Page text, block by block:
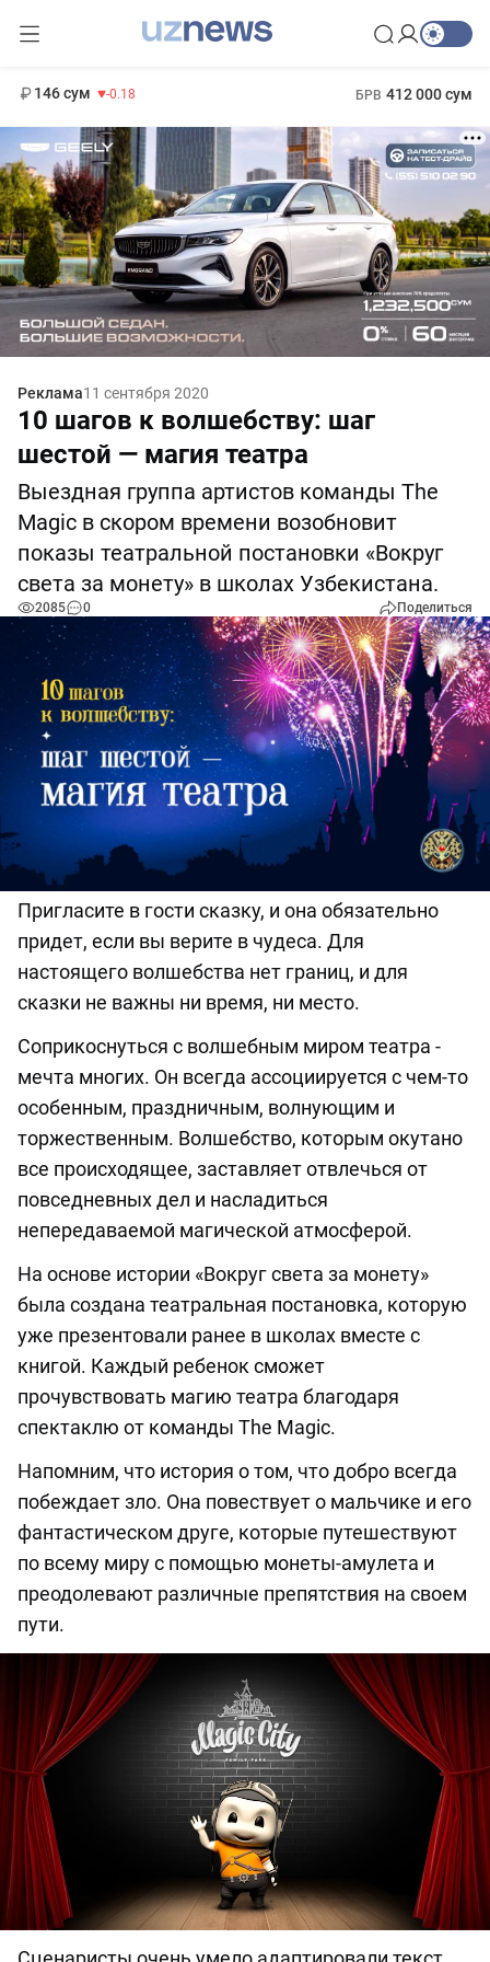
146 сум -0.18 БРВ 412 000 сум
Реклама11 сентября 2020
10 шагов к волшебству: шаг
шестой — магия театра
Выездная группа артистов команды The
Magic в скором времени возобновит
показы театральной постановки «Вокруг
света за монету» в школах Узбекистана.
2085 0 Поделиться
Пригласите в гости сказку, и она обязательно
придет, если вы верите в чудеса. Для
настоящего волшебства нет границ, и для
сказки не важны ни время, ни место.
Соприкоснуться с волшебным миром театра -
мечта многих. Он всегда ассоциируется с чем-то
особенным, праздничным, волнующим и
торжественным. Волшебство, которым окутано
все происходящее, заставляет отвлечься от
повседневных дел и насладиться
непередаваемой магической атмосферой.
На основе истории «Вокруг света за монету»
была создана театральная постановка, которую
уже презентовали ранее в школах вместе с
книгой. Каждый ребенок сможет
прочувствовать магию театра благодаря
спектаклю от команды The Magic.
Напомним, что история о том, что добро всегда
побеждает зло. Она повествует о мальчике и его
фантастическом друге, которые путешествуют
по всему миру с помощью монеты-амулета и
преодолевают различные препятствия на своем
пути.